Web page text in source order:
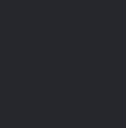
Le ragioni del SÌ e del NO